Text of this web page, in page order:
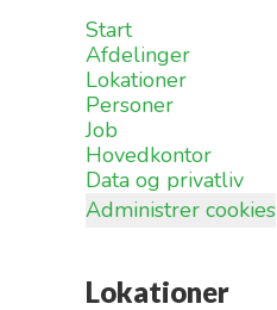
Start
Afdelinger
Lokationer
Personer
Job
Hovedkontor
Data og privatliv
Administrer cookies
Lokationer